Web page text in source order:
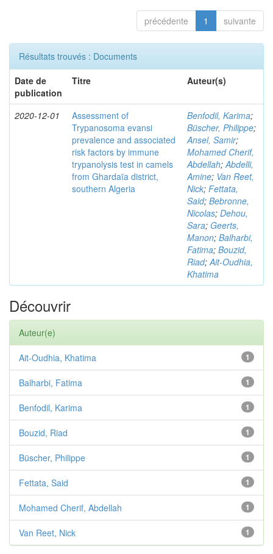
précédente 1 suivante
Résultats trouvés : Documents
Date de
publication
Titre Auteur(s)
2020-12-01
Assessment of
Trypanosoma evansi
prevalence and associated
risk factors by immune
trypanolysis test in camels
from Ghardaïa district,
southern Algeria
Benfodil, Karima;
Büscher, Philippe;
Ansel, Samir;
Mohamed Cherif,
Abdellah;Abdelli,
Amine; Van Reet,
Nick; Fettata,
Said; Bebronne,
Nicolas; Dehou,
Sara; Geerts,
Manon; Balharbi,
Fatima; Bouzid,
Riad;Ait-Oudhia,
Khatima
Découvrir
Auteur(e)
1
Ait-Oudhia, Khatima
1
Balharbi, Fatima
1
Benfodil, Karima
1
Bouzid, Riad
1
Büscher, Philippe
1
Fettata, Said
1
Mohamed Cherif, Abdellah
1
Van Reet, Nick